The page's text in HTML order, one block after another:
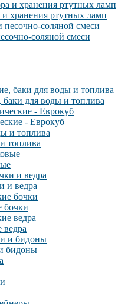
и хранения ртутных ламп
соляной смеси
баки для воды и топлива
- Еврокуб
топлива
и ведра
бочки
ведра
бидоны